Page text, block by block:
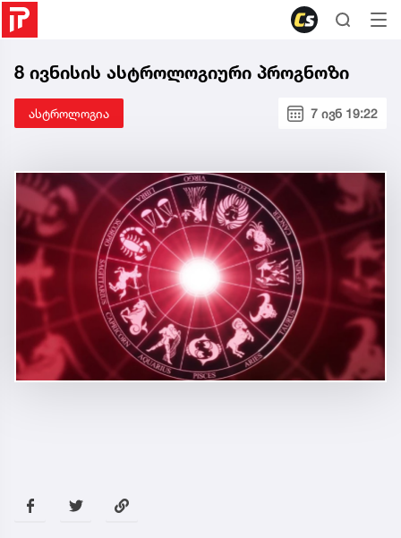
8 ივნისის ასტროლოგიური პროგნოზი
ასტროლოგია 7 ივნ 19:22